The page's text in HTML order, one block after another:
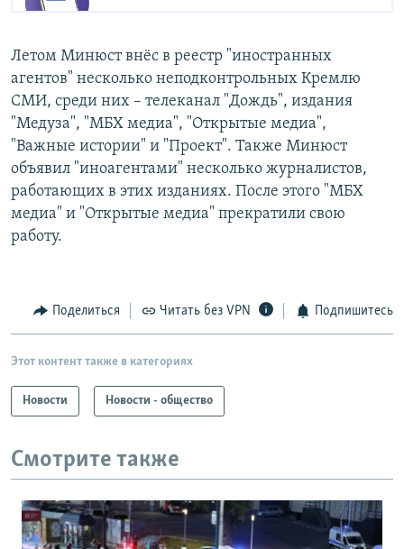
Летом Минюст внёс в реестр "иностранных
агентов" несколько неподконтрольных Кремлю
СМИ, среди них – телеканал "Дождь", издания
"Медуза", "МБХ медиа", "Открытые медиа",
"Важные истории" и "Проект". Также Минюст
объявил "иноагентами" несколько журналистов,
работающих в этих изданиях. После этого "МБХ
медиа" и "Открытые медиа" прекратили свою
работу.
Поделиться Читать без VPN Подпишитесь
Этот контент также в категориях
Новости Новости - общество
Смотрите также